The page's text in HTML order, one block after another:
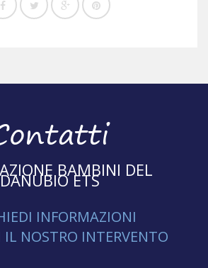
BAMBINI DEL
DANUBIO ETS
INFORMAZIONI
IL NOSTRO INTERVENTO